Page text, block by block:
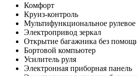
Комфорт
Круиз-контроль
Мультифункциональное рулевое
Электропривод зеркал
Открытие багажника без
Бортовой компьютер
Усилитель руля
Электронная приборная панель